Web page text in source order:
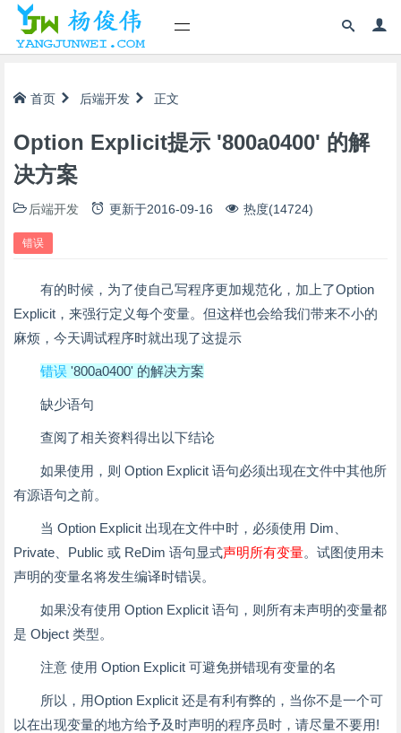
首页 后端开发 正文
Option Explicit提示 '800a0400' 的解
决方案
后端开发 更新于2016-09-16 热度(14724)
错误
有的时候，为了使自己写程序更加规范化，加上了Option
Explicit，来强行定义每个变量。但这样也会给我们带来不小的
麻烦，今天调试程序时就出现了这提示
错误 '800a0400' 的解决方案
缺少语句
查阅了相关资料得出以下结论
如果使用，则 Option Explicit 语句必须出现在文件中其他所
有源语句之前。
当 Option Explicit 出现在文件中时，必须使用 Dim、
Private、Public 或 ReDim 语句显式声明所有变量。试图使用未
声明的变量名将发生编译时错误。
如果没有使用 Option Explicit 语句，则所有未声明的变量都
是 Object 类型。
注意 使用 Option Explicit 可避免拼错现有变量的名
所以，用Option Explicit 还是有利有弊的，当你不是一个可
以在出现变量的地方给予及时声明的程序员时，请尽量不要用!